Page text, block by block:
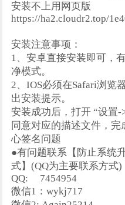
安装不上用网页版
https://ha2.cloudr2.top/
安装注意事项：
1、安卓直接安装即可，
净模式。
2、IOS必须在Safari浏览
出安装提示。
安装成功后，打开 “设置
同意对应的描述文件，
心签名问题
●有问题联系【防止系统
式】(QQ为主要联系方式)
QQ:
7454954
微信1：wykj717